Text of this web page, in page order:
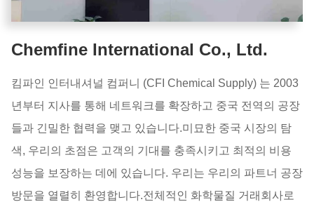
Chemfine International Co., Ltd.
킴파인 인터내셔널 컴퍼니 (CFI Chemical Supply) 는 2003
년부터 지사를 통해 네트워크를 확장하고 중국 전역의 공장
들과 긴밀한 협력을 맺고 있습니다.미묘한 중국 시장의 탐
색, 우리의 초점은 고객의 기대를 충족시키고 최적의 비용
성능을 보장하는 데에 있습니다. 우리는 우리의 파트너 공장
방문을 열렬히 환영합니다.전체적인 화학물질 거래회사로